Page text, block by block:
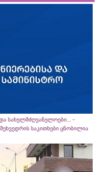
სახელმძღვანელოები... -
საკითხები ცნობილია